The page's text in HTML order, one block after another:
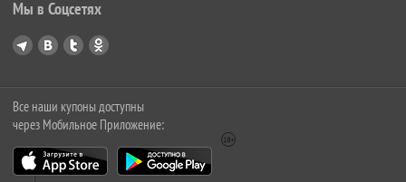
Мы в Соцсетях
Все наши купоны доступны
через Мобильное Приложение: